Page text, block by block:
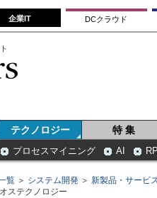
企業IT DCクラウド
テクノロジー 特 集
プロセスマイニング AI
覧 ＞ システム開発 ＞ 新製品・サービ
ステクノロジー